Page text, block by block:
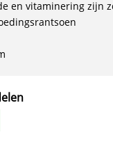
en vitaminering zijn